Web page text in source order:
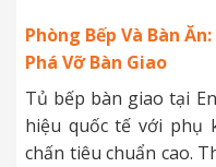
Phòng Bếp Và Bàn
Phá Vỡ Bàn Giao
Tủ bếp bàn giao tại
hiệu quốc tế với phụ
chấn tiêu chuẩn cao.